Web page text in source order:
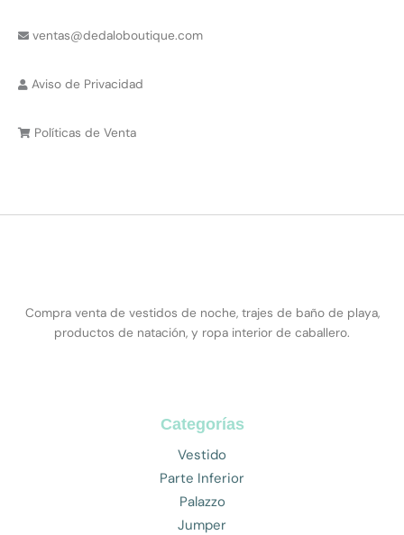
ventas@dedaloboutique.com
Aviso de Privacidad
Políticas de Venta
Compra venta de vestidos de noche, trajes de baño de playa,
productos de natación, y ropa interior de caballero.
Categorías
Vestido
Parte Inferior
Palazzo
Jumper